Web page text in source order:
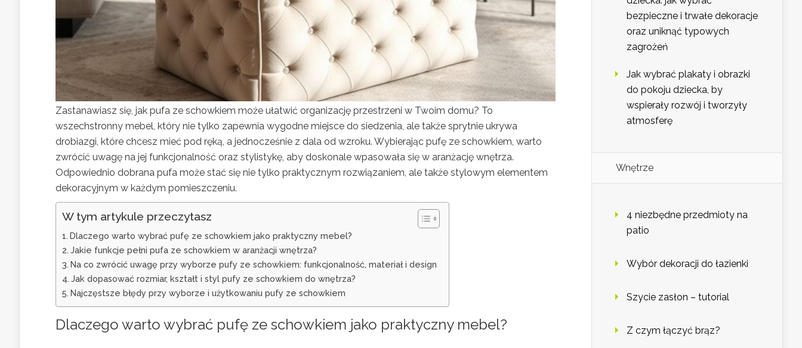
Zastanawiasz się, jak pufa ze schowkiem może ułatwić organizację przestrzeni w Twoim domu? To
wszechstronny mebel, który nie tylko zapewnia wygodne miejsce do siedzenia, ale także sprytnie ukrywa
drobiazgi, które chcesz mieć pod ręką, a jednocześnie z dala od wzroku. Wybierając pufę ze schowkiem, warto
zwrócić uwagę na jej funkcjonalność oraz stylistykę, aby doskonale wpasowała się w aranżację wnętrza.
Odpowiednio dobrana pufa może stać się nie tylko praktycznym rozwiązaniem, ale także stylowym elementem
dekoracyjnym w każdym pomieszczeniu.
W tym artykule przeczytasz
Dlaczego warto wybrać pufę ze schowkiem jako praktyczny mebel?
Jakie funkcje pełni pufa ze schowkiem w aranżacji wnętrza?
Na co zwrócić uwagę przy wyborze pufy ze schowkiem: funkcjonalność, materiał i design
Jak dopasować rozmiar, kształt i styl pufy ze schowkiem do wnętrza?
Najczęstsze błędy przy wyborze i użytkowaniu pufy ze schowkiem
Dlaczego warto wybrać pufę ze schowkiem jako praktyczny mebel?
bezpieczne i trwałe dekoracje
oraz uniknąć typowych
zagrożeń
Jak wybrać plakaty i obrazki
do pokoju dziecka, by
wspierały rozwój i tworzyły
atmosferę
Wnętrze
4 niezbędne przedmioty na
patio
Wybór dekoracji do łazienki
Szycie zasłon – tutorial
Z czym łączyć brąz?